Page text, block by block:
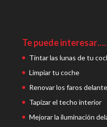
Te puede interesar….
Tintar las lunas de tu
Limpiar tu coche
Renovar los faros
Tapizar el techo interior
Mejorar la iluminación